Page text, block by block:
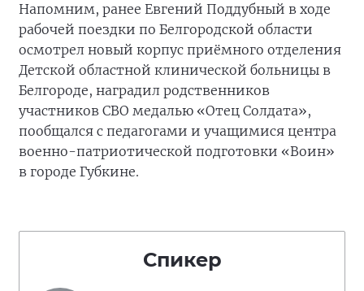
Напомним, ранее Евгений Поддубный в ходе
рабочей поездки по Белгородской области
осмотрел новый корпус приёмного отделения
Детской областной клинической больницы в
Белгороде, наградил родственников
участников СВО медалью «Отец Солдата»,
пообщался с педагогами и учащимися центра
военно-патриотической подготовки «Воин»
в городе Губкине.
Спикер